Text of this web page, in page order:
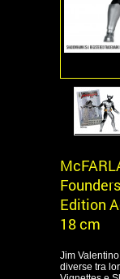
Edition
18 cm
Jim
diverse tra